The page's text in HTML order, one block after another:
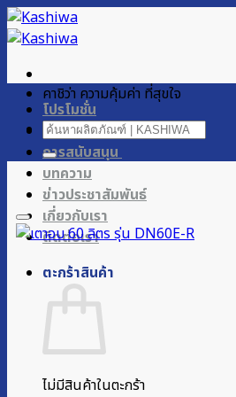
ข้าม
ไป
เนื้อหา
โปรโมชั่น
ผลิตภัณฑ์ของเรา
การสนับสนุน
บทความ
ข่าวประชาสัมพันธ์
เกี่ยวกับเรา
ติดต่อเรา
ตะกร้าสินค้า
ไม่มีสินค้าในตะกร้า
คาชิว่า ความคุ้มค่า ที่สุขใจ
ค้นหา: